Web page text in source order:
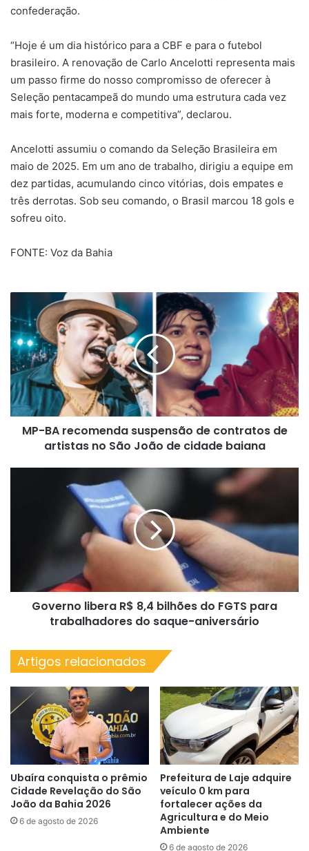
confederação.
“Hoje é um dia histórico para a CBF e para o futebol
brasileiro. A renovação de Carlo Ancelotti representa mais
um passo firme do nosso compromisso de oferecer à
Seleção pentacampeã do mundo uma estrutura cada vez
mais forte, moderna e competitiva”, declarou.
Ancelotti assumiu o comando da Seleção Brasileira em
maio de 2025. Em um ano de trabalho, dirigiu a equipe em
dez partidas, acumulando cinco vitórias, dois empates e
três derrotas. Sob seu comando, o Brasil marcou 18 gols e
sofreu oito.
FONTE: Voz da Bahia
BA
recomenda
suspensão
de
contratos
de
artistas
no
SãoMP-BA recomenda suspensão de contratos de
artistas no São João de cidade baiana
trabalhadores
Governo libera R$ 8,4 bilhões do FGTS para
trabalhadores do saque-aniversário
Artigos relacionados
Ubaíra conquista o prêmio
Cidade Revelação do São
João da Bahia 2026
6 de agosto de 2026
Prefeitura de Laje adquire
veículo 0 km para
fortalecer ações da
Agricultura e do Meio
Ambiente
6 de agosto de 2026